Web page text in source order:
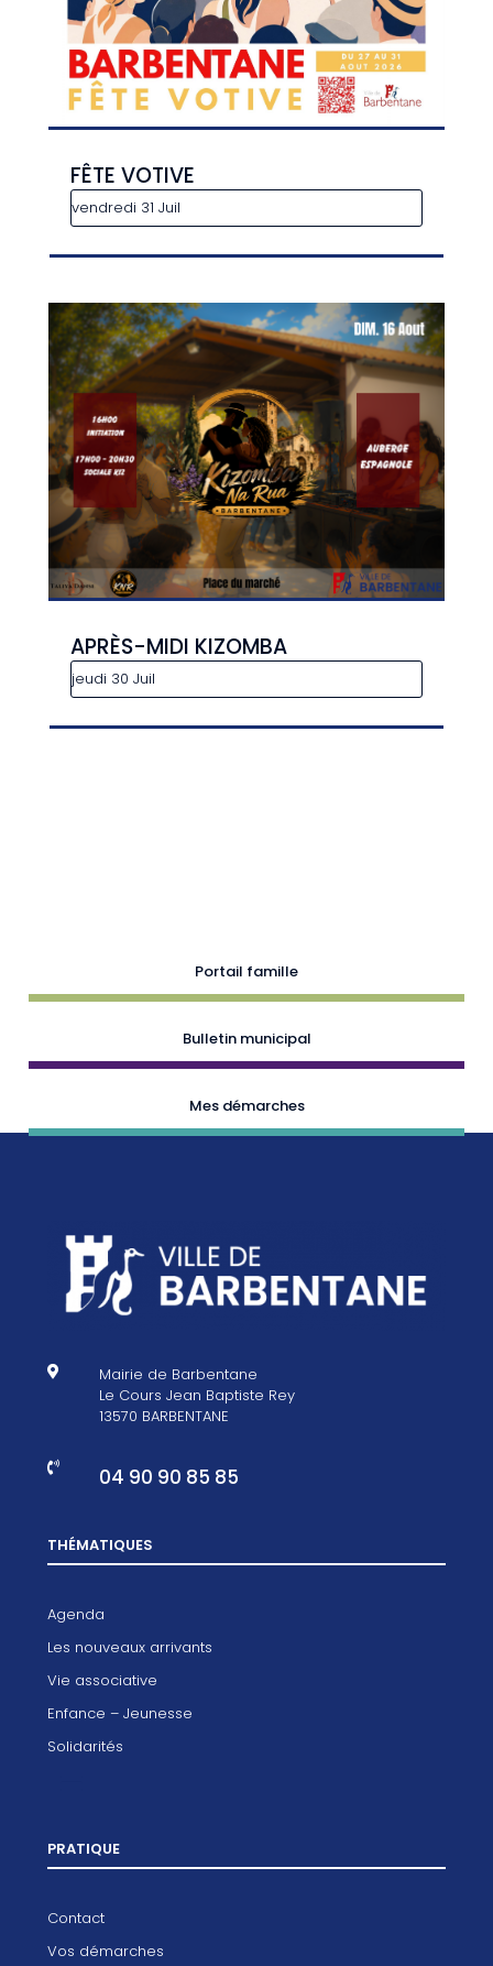
FÊTE VOTIVE
vendredi 31 Juil
APRÈS-MIDI KIZOMBA
jeudi 30 Juil
Portail famille
Bulletin municipal
Mes démarches

Mairie de Barbentane
Le Cours Jean Baptiste Rey
13570 BARBENTANE
 04 90 90 85 85
THÉMATIQUES
Agenda
Les nouveaux arrivants
Vie associative
Enfance – Jeunesse
Solidarités
PRATIQUE
Contact
Vos démarches